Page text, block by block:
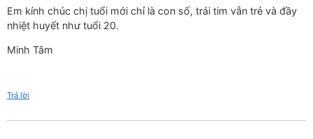
Em kính chúc chị tuổi mới chỉ là con số, trái tim vẫn trẻ và đầy
nhiệt huyết như tuổi 20.
Minh Tâm
Trả lời